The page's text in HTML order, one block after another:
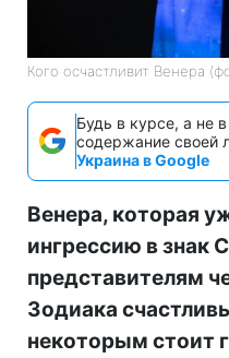
Кого осчастливит Венера
Будь в курсе, а не
содержание своей
Украина в Google
Венера, которая
ингрессию в знак
представителям
Зодиака
некоторым стоит